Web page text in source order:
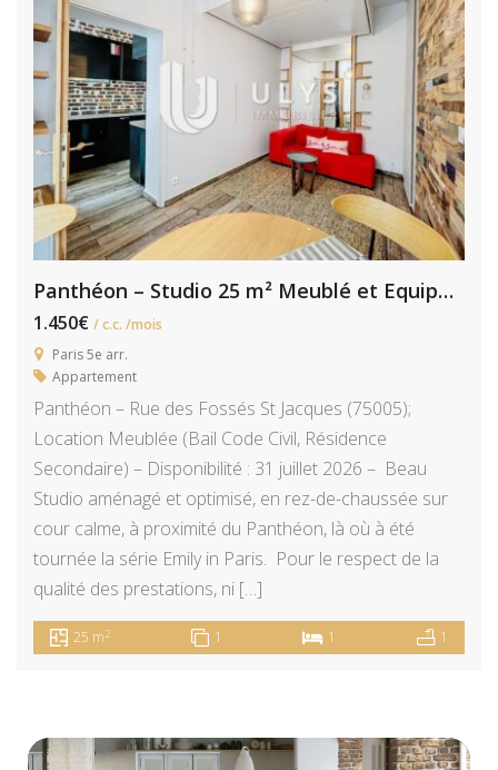
Panthéon – Studio 25 m² Meublé et Equipé sur cour
1.450€ / c.c. /mois
Paris 5e arr.
Appartement
Panthéon – Rue des Fossés St Jacques (75005);
Location Meublée (Bail Code Civil, Résidence
Secondaire) – Disponibilité : 31 juillet 2026 – Beau
Studio aménagé et optimisé, en rez-de-chaussée sur
cour calme, à proximité du Panthéon, là où à été
tournée la série Emily in Paris. Pour le respect de la
qualité des prestations, ni […]
25 m2 1 1 1